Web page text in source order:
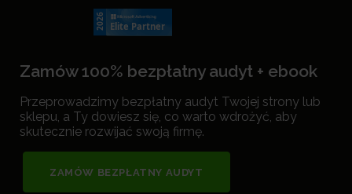
Zamów 100% bezpłatny audyt + ebook
Przeprowadzimy bezpłatny audyt Twojej strony lub
sklepu, a Ty dowiesz się, co warto wdrożyć, aby
skutecznie rozwijać swoją firmę.
ZAMÓW BEZPŁATNY AUDYT